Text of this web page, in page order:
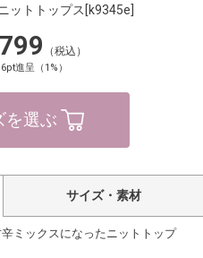
ットトップス [k9345e]
（税込）
進呈（1%）
を選ぶ
サイズ・素材
ミックスになったニットトップ